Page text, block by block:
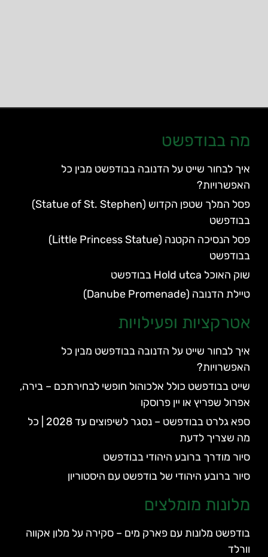
מה בבודפשט
איך לבחור שייט על הדנובה בבודפשט מבין כל
האפשרויות?
פסל המלך שטפן הקדוש (Statue of St. Stephen)
בבודפשט
פסל הנסיכה הקטנה (Little Princess Statue)
בבודפשט
שוק האוכל Hold utca בבודפשט
טיילת הדנובה (Danube Promenade)
אטרקציות ופעילויות
איך לבחור שייט על הדנובה בבודפשט מבין כל
האפשרויות?
שייט בבודפשט כולל אלכוהול חופשי לבחירתכם – בירה,
אפרול שפריץ או יין פרוסקו
ספא גלרט בבודפשט – נסגר לשיפוצים עד 2028 | כל
מה שצריך לדעת
סיור מודרך ברובע היהודי בבודפשט
סיור ברובע היהודי של בודפשט עם היסטוריון
מלונות מומלצים
בודפשט מלונות עם פארק מים – סקירה על מלון אקווה
וורלד